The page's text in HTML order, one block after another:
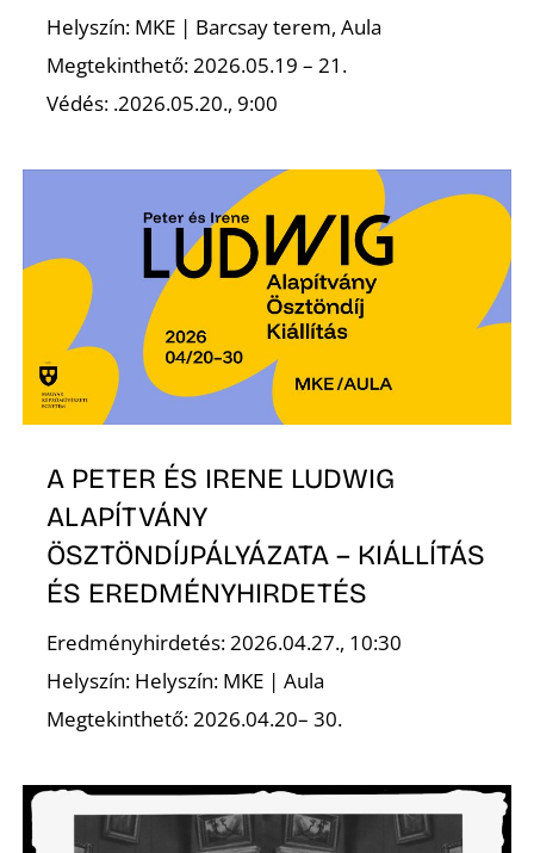
Helyszín: MKE | Barcsay terem, Aula
Megtekinthető: 2026.05.19 – 21.
Védés: .2026.05.20., 9:00
A PETER ÉS IRENE LUDWIG
ALAPÍTVÁNY
ÖSZTÖNDÍJPÁLYÁZATA – KIÁLLÍTÁS
ÉS EREDMÉNYHIRDETÉS
Eredményhirdetés: 2026.04.27., 10:30
Helyszín: Helyszín: MKE | Aula
Megtekinthető: 2026.04.20– 30.